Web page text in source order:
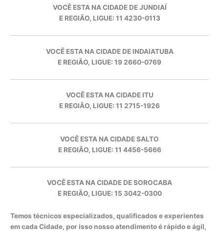
VOCÊ ESTA NA CIDADE DE JUNDIAÍ
E REGIÃO, LIGUE: 11 4230-0113
VOCÊ ESTA NA CIDADE DE INDAIATUBA
E REGIÃO, LIGUE: 19 2660-0769
VOCÊ ESTA NA CIDADE ITU
E REGIÃO, LIGUE: 11 2715-1926
VOCÊ ESTA NA CIDADE SALTO
E REGIÃO, LIGUE: 11 4456-5666
VOCÊ ESTA NA CIDADE DE SOROCABA
E REGIÃO, LIGUE: 15 3042-0300
Temos técnicos especializados, qualificados e experientes
em cada Cidade, por isso nosso atendimento é rápido e ágil,